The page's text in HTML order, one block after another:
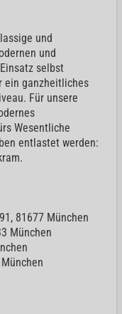
und
und
selbst
ein ganzheitliches
Für unsere
Wesentliche
entlastet werden:
81677 München
München